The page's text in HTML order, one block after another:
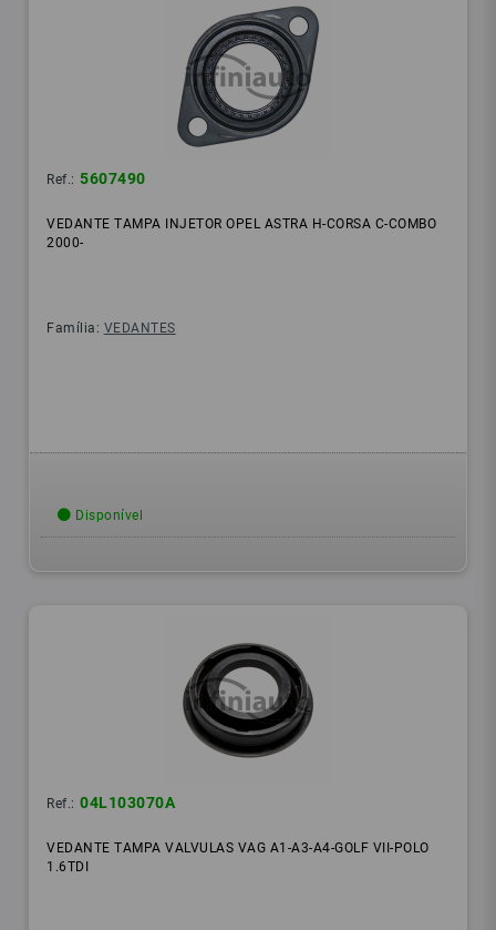
Ref.: 5607490
VEDANTE TAMPA INJETOR OPEL ASTRA H-CORSA C-COMBO
2000-
Família: VEDANTES
Disponível
Ref.: 04L103070A
VEDANTE TAMPA VALVULAS VAG A1-A3-A4-GOLF VII-POLO
1.6TDI